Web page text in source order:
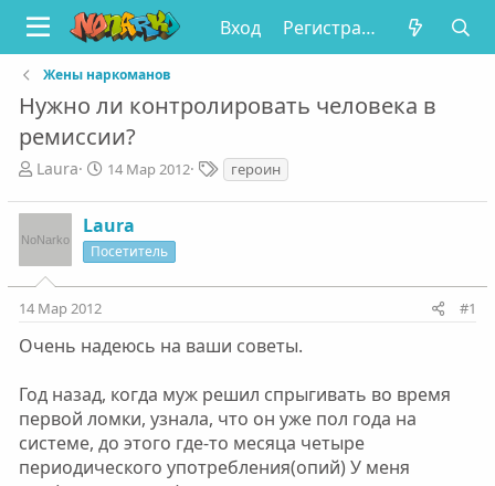
Вход Регистрация
Жены наркоманов
Нужно ли контролировать человека в
ремиссии?
А
т
о
р
т
е
м
Laura
Д
т
а
н
ч
а
14 Мар 2012
Т
е
г
героин
Laura
Посетитель
14 Мар 2012 #1
Очень надеюсь на ваши советы.
Год назад, когда муж решил спрыгивать во время
первой ломки, узнала, что он уже пол года на
системе, до этого где-то месяца четыре
периодического употребления(опий) У меня